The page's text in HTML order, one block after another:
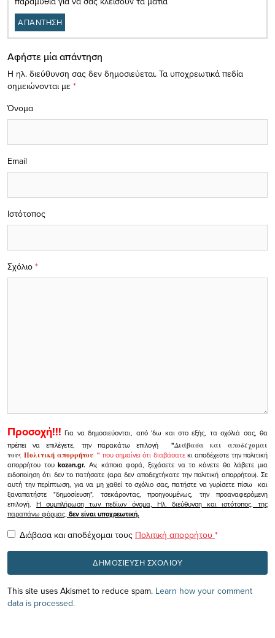
ΑΠΑΝΤΗΣΗ
Αφήστε μία απάντηση
Η ηλ. διεύθυνση σας δεν δημοσιεύεται. Τα υποχρεωτικά πεδία
σημειώνονται με *
Σχόλιο *
Όνομα
Email
Ιστότοπος
Προσοχή!!! Για να δημοσιεύονται, από 'δω και στο εξής, τα σχόλιά σας, θα
πρέπει να επιλέγετε, την παρακάτω επιλογή
"Διάβασα και αποδέχομαι
τουςΠολιτική απορρήτου" που σημαίνει ότι διαβάσατεκι αποδέχεστε την πολιτική
απορρήτου τουkozan.gr. Αν, κάποια φορά, ξεχάσετε να το κάνετε θα λάβετε μια
ειδοποίηση ότι δεν το πατήσατε (αρα δεν αποδεχτήκατε την πολιτική απορρήτου). Σε
αυτή την περίπτωση, για να μη χαθεί το σχόλιο σας, πατήστε να γυρίσετε πίσω και
ξαναπατήστε "δημοσίευση", τσεκάροντας, προηγουμένως, την προαναφερόμενη
επιλογή.Η συμπλήρωση των πεδίων όνομα, Ηλ. διεύθυνση και ιστότοπος, της
παραπάνω φόρμας, δεν είναι υποχρεωτική.
Διάβασα και αποδέχομαι τους Πολιτική απορρήτου *
This site uses Akismet to reduce spam. Learn how your comment
data is processed.